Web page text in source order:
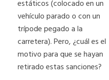
estáticos (colocado en un
vehículo parado o con un
trípode pegado a la
carretera). Pero, ¿cuál es el
motivo para que se hayan
retirado estas sanciones?